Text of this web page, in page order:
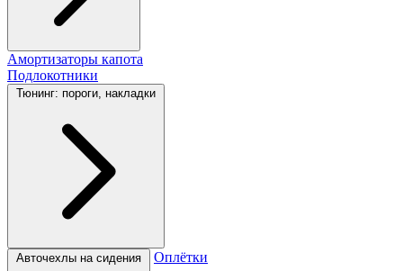
Амортизаторы капота
Подлокотники
Тюнинг: пороги, накладки
Авточехлы на сидения Оплётки